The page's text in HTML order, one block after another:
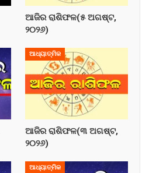
ଆଜିର ରାଶିଫଳ(୫ ଅଗଷ୍ଟ,
୨୦୨୬)
ଆଧ୍ୟାତ୍ମିକ
ଆଜିର ରାଶିଫଳ(୩ ଅଗଷ୍ଟ,
୨୦୨୬)
ଆଧ୍ୟାତ୍ମିକ